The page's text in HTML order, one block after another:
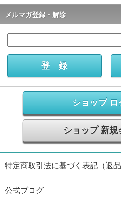
メルマガ登録・解除
ショップ ロ
ショップ 新規
特定商取引法に基づく表記（返品
公式ブログ